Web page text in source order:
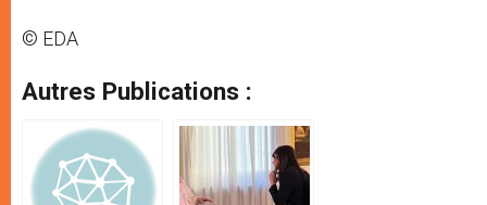
© EDA
Autres Publications :